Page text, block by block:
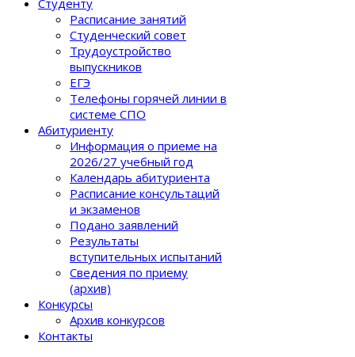
Студенту
Расписание занятий
Студенческий совет
Трудоустройство
выпускников
ЕГЭ
Телефоны горячей линии в
системе СПО
Абитуриенту
Информация о приеме на
2026/27 учебный год
Календарь абитуриента
Расписание консультаций
и экзаменов
Подано заявлений
Результаты
вступительных испытаний
Сведения по приему
(архив)
Конкурсы
Архив конкурсов
Контакты